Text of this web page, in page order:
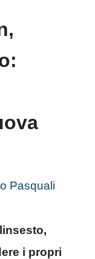
Pasquali
i propri